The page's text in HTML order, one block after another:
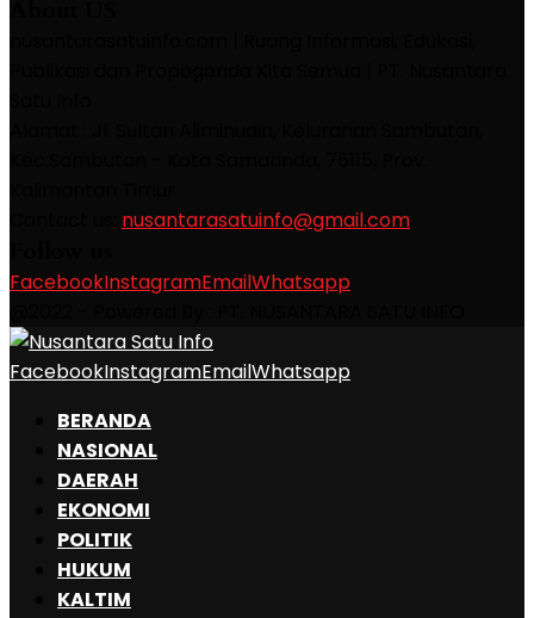
nusantarasatuinfo@gmail.com
FacebookInstagramEmailWhatsapp
FacebookInstagramEmailWhatsapp
BERANDA
NASIONAL
DAERAH
EKONOMI
POLITIK
HUKUM
KALTIM